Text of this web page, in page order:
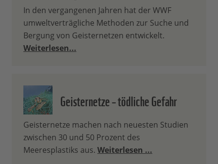
In den vergangenen Jahren hat der WWF
umweltverträgliche Methoden zur Suche und
Bergung von Geisternetzen entwickelt.
Weiterlesen...
Geisternetze – tödliche Gefahr
Geisternetze machen nach neuesten Studien
zwischen 30 und 50 Prozent des
Meeresplastiks aus. Weiterlesen ...